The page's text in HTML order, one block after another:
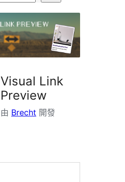
Visual Link
Preview
由 Brecht 開發